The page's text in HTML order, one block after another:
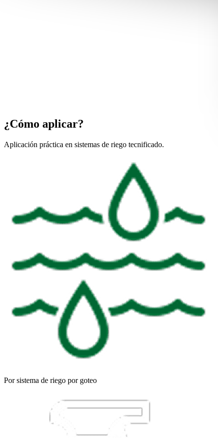
¿Cómo aplicar?
Aplicación práctica en sistemas de riego tecnificado.
Por sistema de riego por goteo